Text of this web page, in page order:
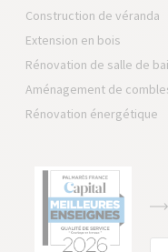
Construction de véranda
Extension en bois
Rénovation de salle de
Aménagement de
Rénovation énergétique